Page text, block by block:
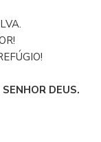
DEUS.